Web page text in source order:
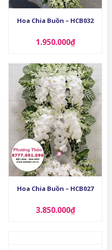
Hoa Chia Buồn – HCB032
1.950.000₫
Hoa Chia Buồn – HCB027
3.850.000₫